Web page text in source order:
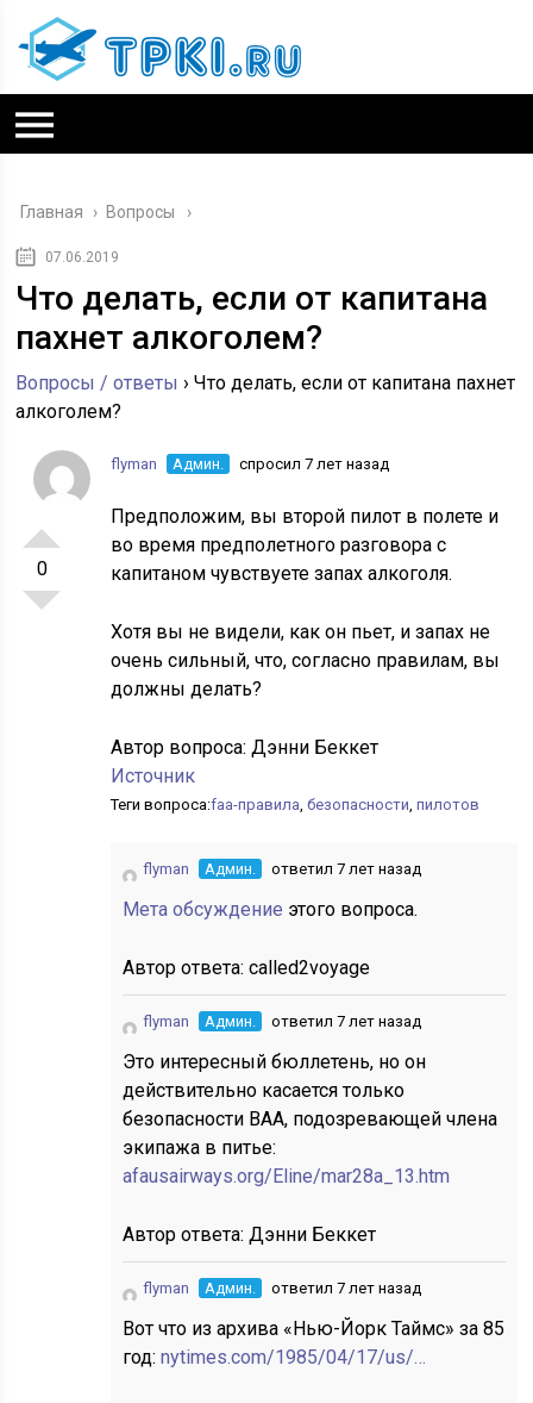
Главная › Вопросы
07.06.2019
Что делать, если от капитана
пахнет алкоголем?
Вопросы / ответы ›Что делать, если от капитана пахнет
алкоголем?
0
flyman Админ. спросил 7 лет назад
Предположим, вы второй пилот в полете и
во время предполетного разговора с
капитаном чувствуете запах алкоголя.
Хотя вы не видели, как он пьет, и запах не
очень сильный, что, согласно правилам, вы
должны делать?
Автор вопроса:Дэнни Беккет
Источник
Теги вопроса:faa-правила,безопасности,пилотов
flyman Админ. ответил 7 лет назад
Мета обсуждение этого вопроса.
Автор ответа:called2voyage
flyman Админ. ответил 7 лет назад
Это интересный бюллетень, но он
действительно касается только
безопасности BAA, подозревающей члена
экипажа в питье:
afausairways.org/Eline/mar28a_13.htm
Автор ответа:Дэнни Беккет
flyman Админ. ответил 7 лет назад
Вот что из архива «Нью-Йорк Таймс» за 85
год:nytimes.com/1985/04/17/us/…